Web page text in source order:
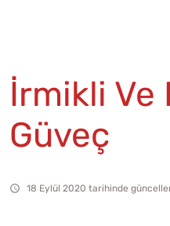
İrmikli Ve
Güveç
18 Eylül 2020 tarihinde